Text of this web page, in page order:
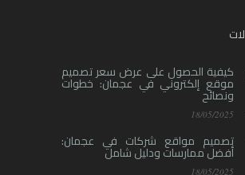
كيفية الحصول على عرض سعر تصميم
موقع إلكتروني في عجمان: خطوات
ونصائح
18/05/2025
تصميم مواقع شركات في عجمان:
أفضل ممارسات ودليل شامل
18/05/2025